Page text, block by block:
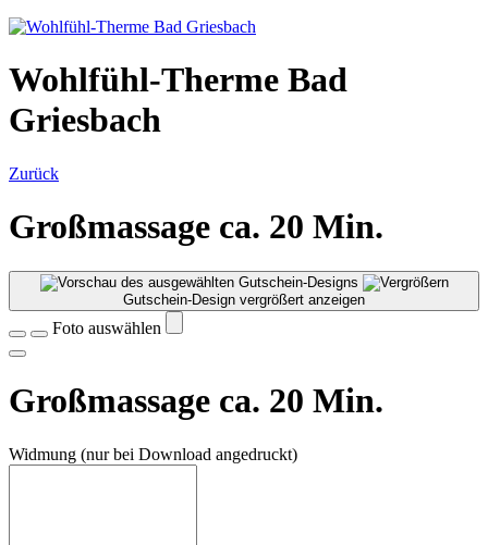
Wohlfühl-Therme Bad
Griesbach
Zurück
Großmassage ca. 20 Min.
Gutschein-Design vergrößert anzeigen
Foto auswählen
Großmassage ca. 20 Min.
Widmung (nur bei Download angedruckt)